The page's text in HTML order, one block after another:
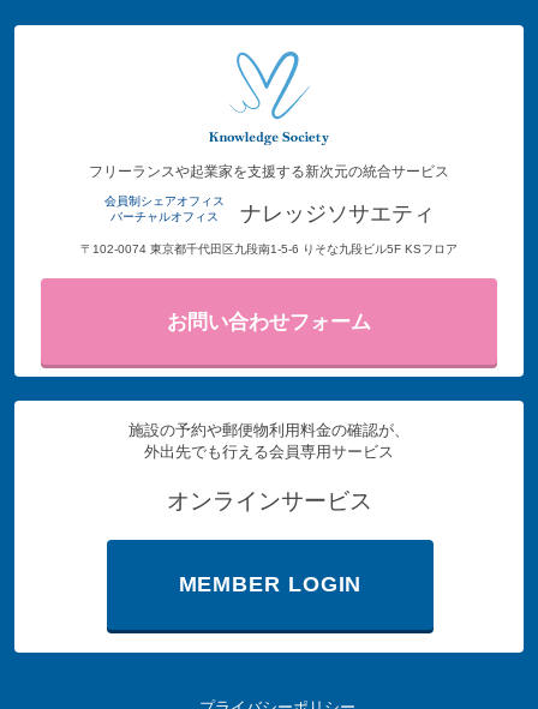
フリーランスや起業家を支援する新次元の統合サービス
会員制シェアオフィス
バーチャルオフィス
ナレッジソサエティ
〒102-0074 東京都千代田区九段南1-5-6 りそな九段ビル5F KSフロア
お問い合わせフォーム
施設の予約や郵便物利用料金の確認が、
外出先でも行える会員専用サービス
オンラインサービス
MEMBER LOGIN